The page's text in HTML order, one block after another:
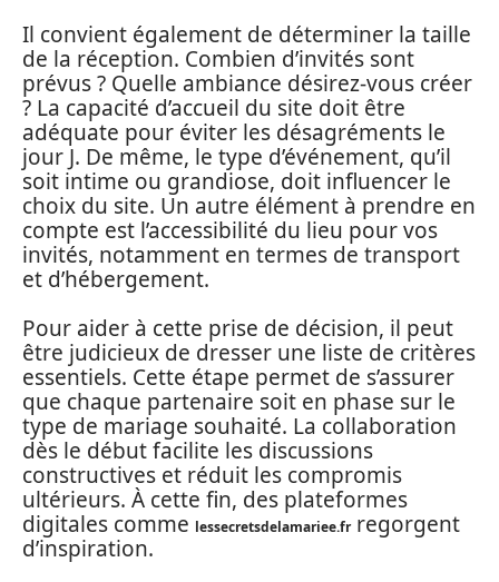
Il convient également de déterminer la taille
de la réception. Combien d’invités sont
prévus ? Quelle ambiance désirez-vous créer
? La capacité d’accueil du site doit être
adéquate pour éviter les désagréments le
jour J. De même, le type d’événement, qu’il
soit intime ou grandiose, doit influencer le
choix du site. Un autre élément à prendre en
compte est l’accessibilité du lieu pour vos
invités, notamment en termes de transport
et d’hébergement.
Pour aider à cette prise de décision, il peut
être judicieux de dresser une liste de critères
essentiels. Cette étape permet de s’assurer
que chaque partenaire soit en phase sur le
type de mariage souhaité. La collaboration
dès le début facilite les discussions
constructives et réduit les compromis
ultérieurs. À cette fin, des plateformes
digitales comme lessecretsdelamariee.frregorgent
d’inspiration.